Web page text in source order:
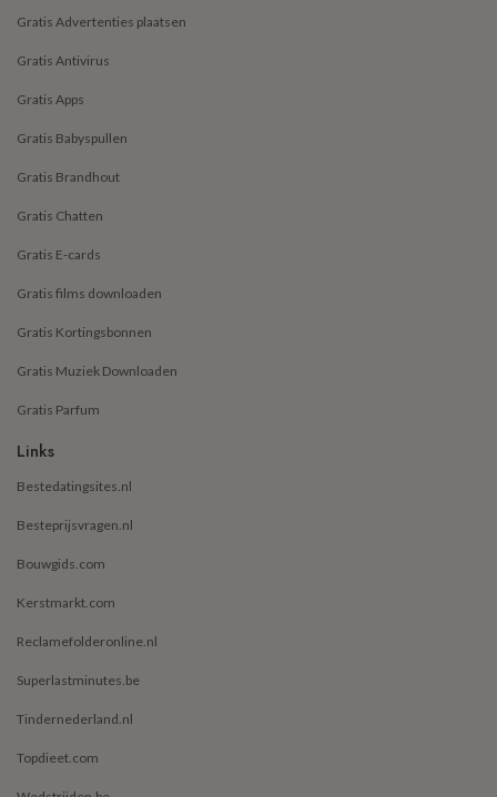
Gratis Advertenties plaatsen
Gratis Antivirus
Gratis Apps
Gratis Babyspullen
Gratis Brandhout
Gratis Chatten
Gratis E-cards
Gratis films downloaden
Gratis Kortingsbonnen
Gratis Muziek Downloaden
Gratis Parfum
Links
Bestedatingsites.nl
Besteprijsvragen.nl
Bouwgids.com
Kerstmarkt.com
Reclamefolderonline.nl
Superlastminutes.be
Tindernederland.nl
Topdieet.com